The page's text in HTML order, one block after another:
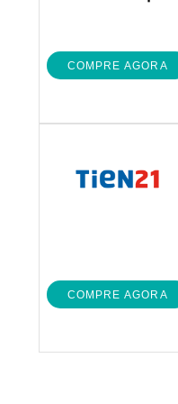
COMPRE AGORA
COMPRE AGORA